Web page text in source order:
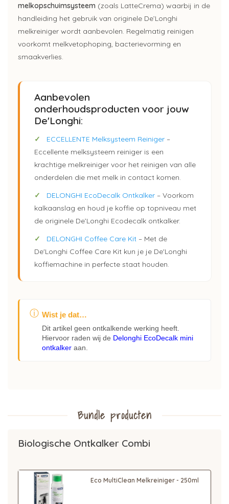
melkopschuimsysteem (zoals LatteCrema) waarbij in de
handleiding het gebruik van originele De’Longhi
melkreiniger wordt aanbevolen. Regelmatig reinigen
voorkomt melkvetophoping, bacterievorming en
smaakverlies.
Aanbevolen
onderhoudsproducten voor jouw
De'Longhi:
✓ ECCELLENTE Melksysteem Reiniger –
Eccellente melksysteem reiniger is een
krachtige melkreiniger voor het reinigen van alle
onderdelen die met melk in contact komen.
✓
DELONGHI EcoDecalk Ontkalker – Voorkom
kalkaanslag en houd je koffie op topniveau met
de originele De’Longhi Ecodecalk ontkalker.
✓
DELONGHI Coffee Care Kit – Met de
De'Longhi Coffee Care Kit kun je je De'Longhi
koffiemachine in perfecte staat houden.
ⓘ Wist je dat…
Dit artikel geen ontkalkende werking heeft.
Hiervoor raden wij de Delonghi EcoDecalk mini
ontkalkeraan.
Bundle producten
Biologische Ontkalker Combi
Eco MultiClean Melkreiniger - 250ml